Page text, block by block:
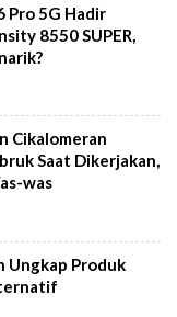
Pro 5G Hadir
8550 SUPER,
Cikalomeran
Saat Dikerjakan,
was
Ungkap Produk